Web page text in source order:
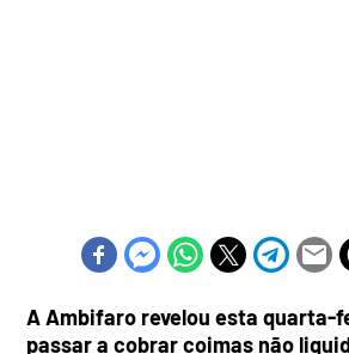
A Ambifaro revelou esta quarta-
passar a cobrar coimas não